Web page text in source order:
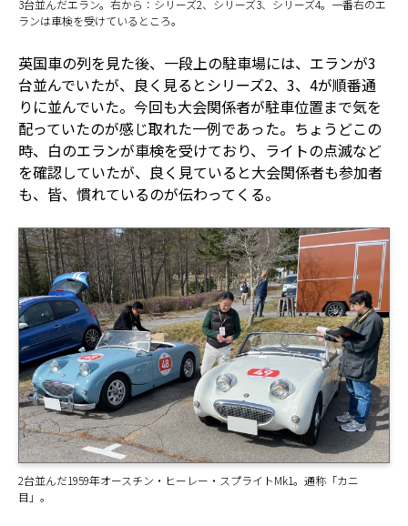
3台並んだエラン。右から：シリーズ2、シリーズ3、シリーズ4。一番右のエ
ランは車検を受けているところ。
英国車の列を見た後、一段上の駐車場には、エランが3
台並んでいたが、良く見るとシリーズ2、3、4が順番通
りに並んでいた。今回も大会関係者が駐車位置まで気を
配っていたのが感じ取れた一例であった。ちょうどこの
時、白のエランが車検を受けており、ライトの点滅など
を確認していたが、良く見ていると大会関係者も参加者
も、皆、慣れているのが伝わってくる。
2台並んだ1959年オースチン・ヒーレー・スプライトMk1。通称「カニ
目」。